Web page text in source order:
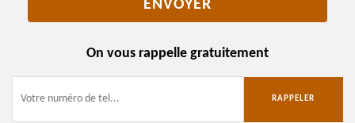
On vous rappelle gratuitement